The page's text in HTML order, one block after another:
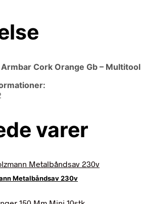
Cork Orange Gb – Multitool
varer
Metalbåndsav 230v